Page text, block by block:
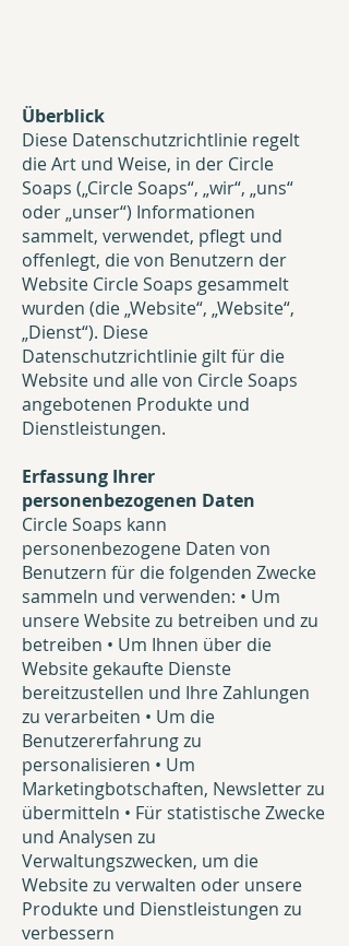
Überblick
Diese Datenschutzrichtlinie regelt
die Art und Weise, in der Circle
Soaps („Circle Soaps“, „wir“, „uns“
oder „unser“) Informationen
sammelt, verwendet, pflegt und
offenlegt, die von Benutzern der
Website Circle Soaps gesammelt
wurden (die „Website“, „Website“,
„Dienst“). Diese
Datenschutzrichtlinie gilt für die
Website und alle von Circle Soaps
angebotenen Produkte und
Dienstleistungen.
Erfassung Ihrer
personenbezogenen Daten
Circle Soaps kann
personenbezogene Daten von
Benutzern für die folgenden Zwecke
sammeln und verwenden: • Um
unsere Website zu betreiben und zu
betreiben • Um Ihnen über die
Website gekaufte Dienste
bereitzustellen und Ihre Zahlungen
zu verarbeiten • Um die
Benutzererfahrung zu
personalisieren • Um
Marketingbotschaften, Newsletter zu
übermitteln • Für statistische Zwecke
und Analysen zu
Verwaltungszwecken, um die
Website zu verwalten oder unsere
Produkte und Dienstleistungen zu
verbessern